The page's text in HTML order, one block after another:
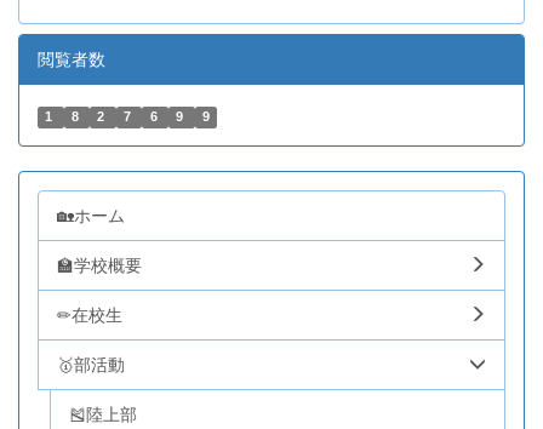
閲覧者数
1 8 2 7 6 9 9
🏡ホーム
🏫学校概要
✏在校生
🥇部活動
🎽陸上部